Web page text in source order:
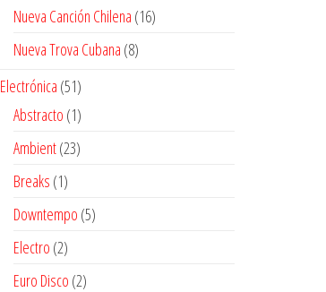
productos
Nueva Canción Chilena 1616
Nueva Trova Cubana 88
Electrónica 5151
productos
Abstracto 11
producto
Ambient 2323
Breaks 11
producto
Downtempo 55
Electro 22
productos
Euro Disco 22